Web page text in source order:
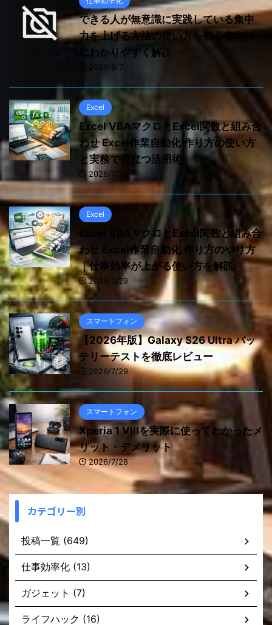
できる人が無意識に実践している集中
力を上げる方法の使い方を初心者向け
にわかりやすく解説
2026/8/7
Excel
Excel VBAマクロとExcel関数と組み合
わせ Excel作業自動化 作り方の使い方
と実務で役立つ活用術
2026/7/30
Excel
Excel VBAマクロとExcel関数と組み合
わせ Excel作業自動化 作り方のやり方
｜仕事効率が上がる使い方を解説
2026/7/29
スマートフォン
【2026年版】Galaxy S26 Ultra バッ
テリーテストを徹底レビュー
2026/7/29
スマートフォン
Xperia 1 VIIIを実際に使ってわかったメ
リット・デメリット
2026/7/28
カテゴリー別
投稿一覧 (649)
仕事効率化 (13)
ガジェット (7)
ライフハック (16)